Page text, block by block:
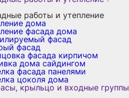
работы и утепление
дома
фасада дома
фасад
фасад
фасада кирпичом
дома сайдингом
фасада панелями
цоколя дома
крыльцо и входные группы